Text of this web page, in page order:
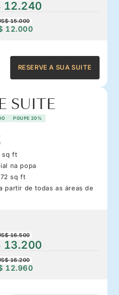
12.240
15.000
12.000
RESERVE A SUA SUITE
SUITE
POUPE 20%
sq ft
na popa
sq ft
partir de todas as áreas de
16.500
13.200
16.200
12.960